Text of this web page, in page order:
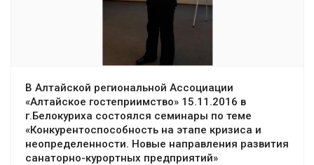
В Алтайской региональной Ассоциации
«Алтайское гостеприимство» 15.11.2016 в
г.Белокуриха состоялся семинары по теме
«Конкурентоспособность на этапе кризиса и
неопределенности. Новые направления развития
санаторно-курортных предприятий»